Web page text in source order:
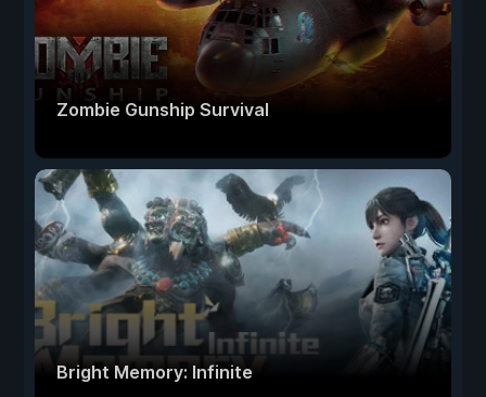
Zombie Gunship Survival
Bright Memory: Infinite